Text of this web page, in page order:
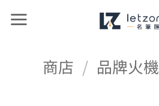
商店 / 品牌火機